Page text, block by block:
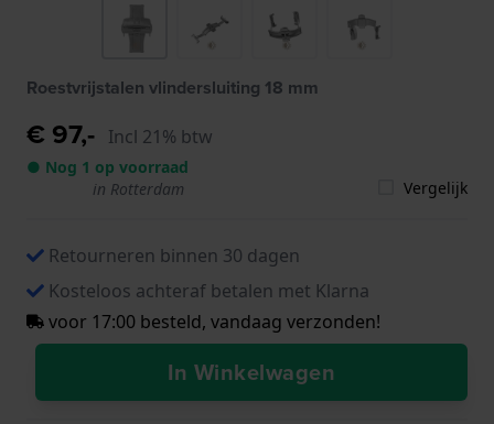
Roestvrijstalen vlindersluiting 18 mm
€ 97,- Incl 21% btw
● Nog 1 op voorraad
in Rotterdam
Vergelijk
Retourneren binnen 30 dagen
Kosteloos achteraf betalen met Klarna
voor 17:00 besteld, vandaag verzonden!
In Winkelwagen